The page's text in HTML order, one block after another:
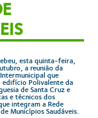
esta quinta-feira,
a reunião da
que
edifício Polivalente da
de Santa Cruz e
e técnicos dos
integram a Rede
Municípios Saudáveis.